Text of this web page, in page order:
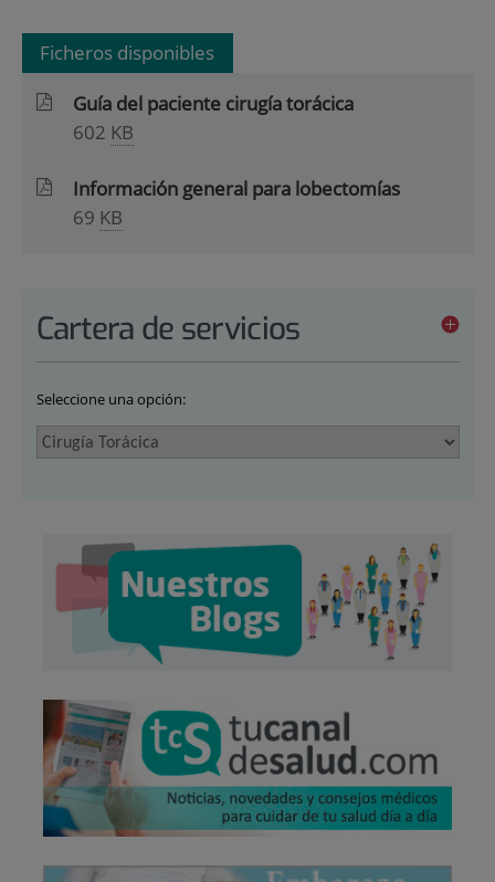
Ficheros disponibles
Guía del paciente cirugía torácica
602 KB
Información general para lobectomías
69 KB
Cartera de servicios
Seleccione una opción: